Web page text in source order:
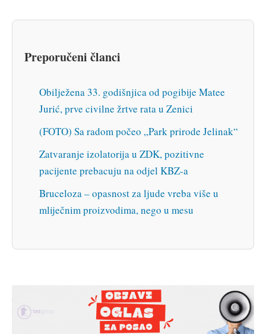
Preporučeni članci
Obilježena 33. godišnjica od pogibije Matee
Jurić, prve civilne žrtve rata u Zenici
(FOTO) Sa radom počeo „Park prirode Jelinak“
Zatvaranje izolatorija u ZDK, pozitivne
pacijente prebacuju na odjel KBZ-a
Bruceloza – opasnost za ljude vreba više u
mliječnim proizvodima, nego u mesu